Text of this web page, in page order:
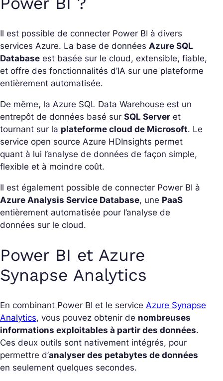
Il est possible de connecter Power BI à divers
services Azure. La base de données Azure SQL
Database est basée sur le cloud, extensible, fiable,
et offre des fonctionnalités d’IA sur une plateforme
entièrement automatisée.
De même, la Azure SQL Data Warehouse est un
entrepôt de données basé sur SQL Server et
tournant sur la plateforme cloud de Microsoft. Le
service open source Azure HDInsights permet
quant à lui l’analyse de données de façon simple,
flexible et à moindre coût.
Il est également possible de connecter Power BI à
Azure Analysis Service Database, une PaaS
entièrement automatisée pour l’analyse de
données sur le cloud.
Power BI et Azure
Synapse Analytics
En combinant Power BI et le service Azure Synapse
Analytics, vous pouvez obtenir de nombreuses
informations exploitables à partir des données.
Ces deux outils sont nativement intégrés, pour
permettre d’analyser des petabytes de données
en seulement quelques secondes.